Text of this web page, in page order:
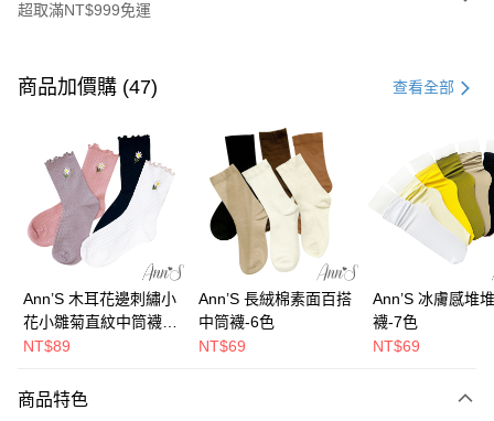
超取滿NT$999免運
信用卡一次付款
3 期 0 利率 每期 21家銀行
合作金庫商業銀行
第一商業銀行
華南商業銀行
彰化商業銀行
上海商業儲蓄銀行
台北富邦商業銀行
國泰世華商業銀行
兆豐國際商業銀行
臺灣中小企業銀行
台中商業銀行
匯豐（台灣）商業銀行
華泰商業銀行
聯邦商業銀行
遠東國際商業銀行
元大商業銀行
台新國際商業銀行
6 期 0 利率 每期NT$346 21家銀行
合作金庫商業銀行
第一商業銀行
華南商業銀行
彰化商業銀行
上海商業儲蓄銀行
台北富邦商業銀行
國泰世華商業銀行
兆豐國際商業銀行
臺灣中小企業銀行
台中商業銀行
匯豐（台灣）商業銀行
元大商業銀行
玉山商業銀行
購物金
LINE Pay
Apple Pay
街口支付
商品加價購 (47) 查看全部
Ann’S 木耳花邊刺繡小
花小雛菊直紋中筒襪-4
色
NT$89
Ann’S 長絨棉素面百搭
中筒襪-6色
NT$69
Ann’S 冰膚感堆
襪-7色
NT$69
商品特色